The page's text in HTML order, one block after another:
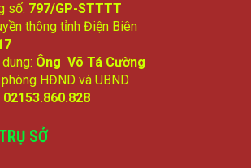
số: 797/GP-STTTT
thông tỉnh Điện Biên
Ông Võ Tá Cường
HĐND và UBND
SỞ